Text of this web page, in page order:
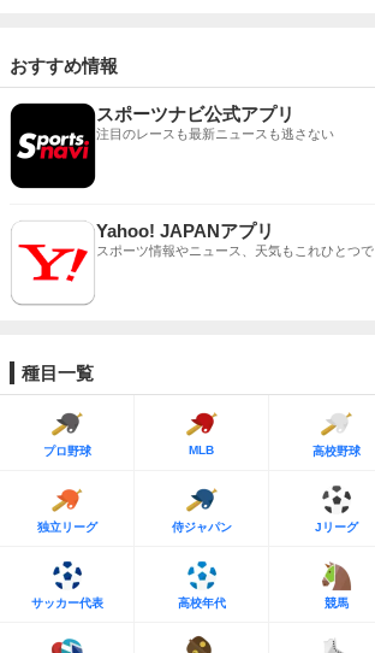
おすすめ情報
スポーツナビ公式アプリ
注目のレースも最新ニュースも逃さない
Yahoo! JAPANアプリ
スポーツ情報やニュース、天気もこれひとつで
種目一覧
プロ野球 MLB 高校野球
独立リーグ 侍ジャパン Jリーグ
サッカー代表 高校年代 競馬